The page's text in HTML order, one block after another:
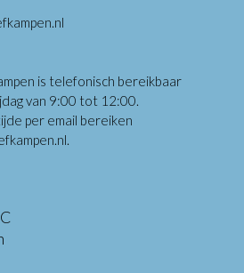
is telefonisch bereikbaar
van 9:00 tot 12:00.
per email bereiken
.